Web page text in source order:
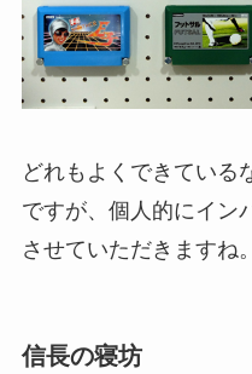
どれもよくできている
ですが、個人的にイン
させていただきますね。
信長の寝坊